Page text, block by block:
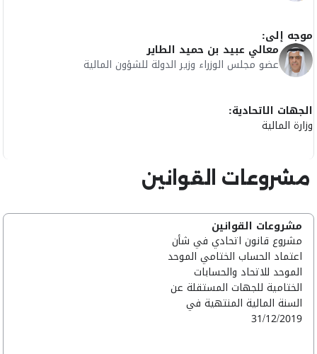
موجه إلى:
معالي عبيد بن حميد الطاير
عضو مجلس الوزراء وزير الدولة للشؤون المالية
الجهات الاتحادية:
وزارة المالية
مشروعات القوانين
مشروعات القوانين
مشروع قانون اتحادي في شأن
اعتماد الحساب الختامي الموحد
الموحد للاتحاد والحسابات
الختامية للجهات المستقلة عن
السنة المالية المنتهية في
31/12/2019